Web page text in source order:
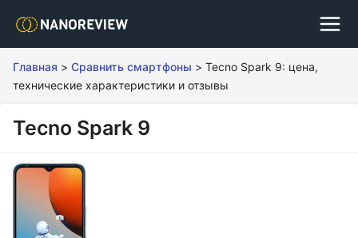
Главная > Сравнить смартфоны > Tecno Spark 9: цена,
технические характеристики и отзывы
Tecno Spark 9